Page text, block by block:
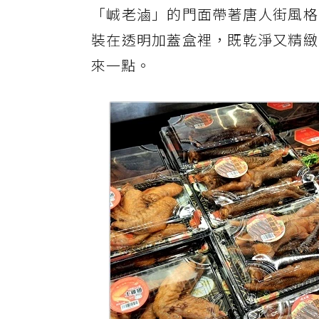
「峸老滷」的門面帶著唐人街風
裝在透明加蓋盒裡，既乾淨又精
來一點。